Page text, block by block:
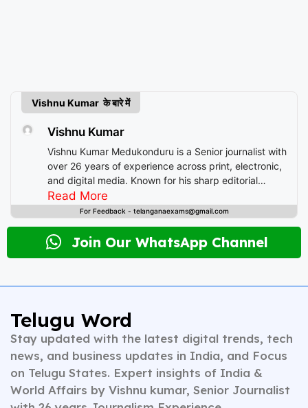
Vishnu Kumar के बारे में
Vishnu Kumar
Vishnu Kumar Medukonduru is a Senior journalist with
over 26 years of experience across print, electronic,
and digital media. Known for his sharp editorial
instincts and deep understanding of public
discourse, Vishnu has contributed to leading
desk editing to content strategy and multimedia
storytelling. His expertise spans a wide spectrum of
analysis, Vishnu brings clarity, credibility, and
context to every piece he writes. A trusted voice in
Indian journalism, he continues to shape narratives
that inform, empower, and inspire readers across
platforms.
Read More
For Feedback - telanganaexams@gmail.com
Join Our WhatsApp Channel
Telugu Word
Stay updated with the latest digital trends, tech
news, and business updates in India, and Focus
on Telugu States. Expert insights of India &
World Affairs by Vishnu kumar, Senior Journalist